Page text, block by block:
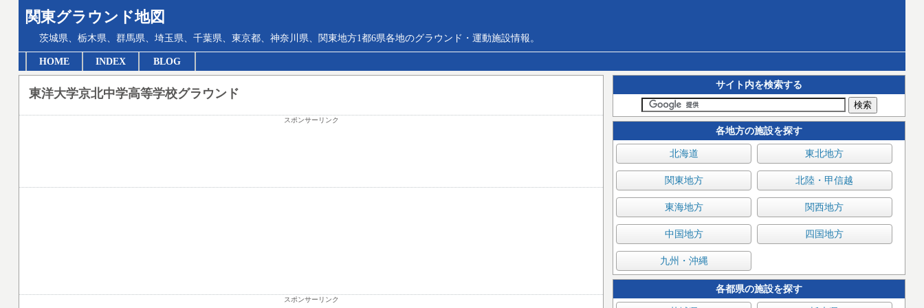
関東グラウンド地図
茨城県、栃木県、群馬県、埼玉県、千葉県、東京都、神奈川県、関東地方1都6県各地のグラウンド・運動施設情報。
HOME INDEX BLOG
サイト内を検索する
各地方の施設を探す
北海道 東北地方
関東地方 北陸・甲信越
東海地方 関西地方
中国地方 四国地方
九州・沖縄
各都県の施設を探す
東洋大学京北中学高等学校グラウンド
スポンサーリンク
スポンサーリンク